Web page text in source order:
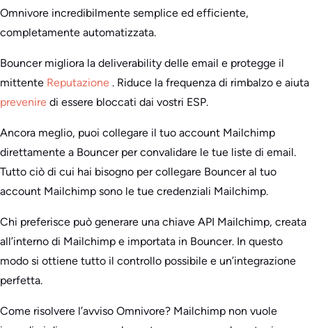
Omnivore incredibilmente semplice ed efficiente,
completamente automatizzata.
Bouncer migliora la deliverability delle email e protegge il
mittente Reputazione . Riduce la frequenza di rimbalzo e aiuta
prevenire di essere bloccati dai vostri ESP.
Ancora meglio, puoi collegare il tuo account Mailchimp
direttamente a Bouncer per convalidare le tue liste di email.
Tutto ciò di cui hai bisogno per collegare Bouncer al tuo
account Mailchimp sono le tue credenziali Mailchimp.
Chi preferisce può generare una chiave API Mailchimp, creata
all’interno di Mailchimp e importata in Bouncer. In questo
modo si ottiene tutto il controllo possibile e un’integrazione
perfetta.
Come risolvere l’avviso Omnivore? Mailchimp non vuole